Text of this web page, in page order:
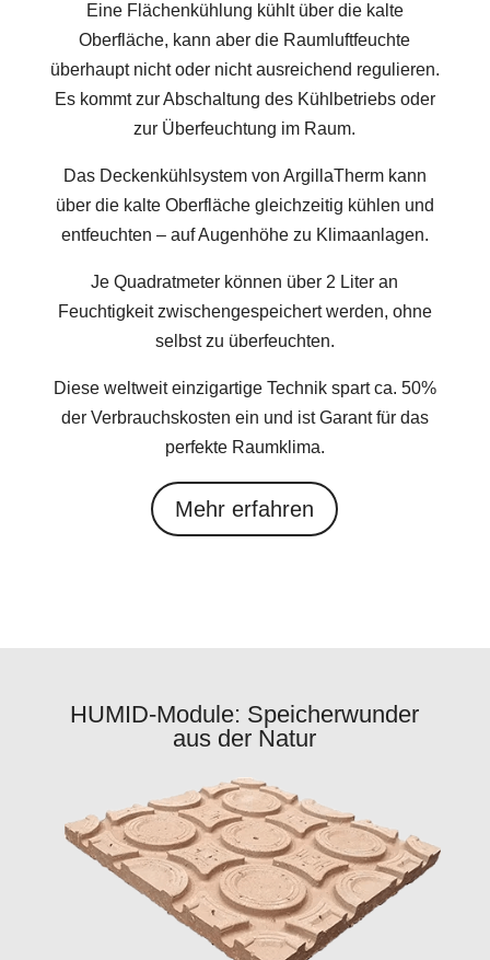
Eine Flächenkühlung kühlt über die kalte
Oberfläche, kann aber die Raumluftfeuchte
überhaupt nicht oder nicht ausreichend regulieren.
Es kommt zur Abschaltung des Kühlbetriebs oder
zur Überfeuchtung im Raum.
Das Deckenkühlsystem von ArgillaTherm kann
über die kalte Oberfläche gleichzeitig kühlen und
entfeuchten – auf Augenhöhe zu Klimaanlagen.
Je Quadratmeter können über 2 Liter an
Feuchtigkeit zwischengespeichert werden, ohne
selbst zu überfeuchten.
Diese weltweit einzigartige Technik spart ca. 50%
der Verbrauchskosten ein und ist Garant für das
perfekte Raumklima.
Mehr erfahren
HUMID-Module: Speicherwunder
aus der Natur